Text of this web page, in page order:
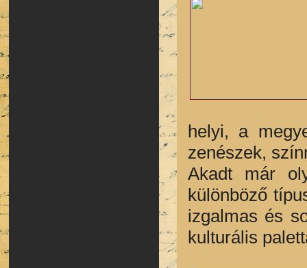
helyi, a
zenészek,
Akadt már
különböző
izgalmas és
kulturális